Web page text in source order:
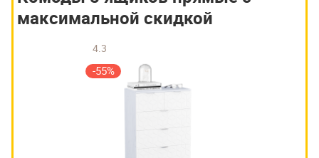
максимальной скидкой
4.3
-55%